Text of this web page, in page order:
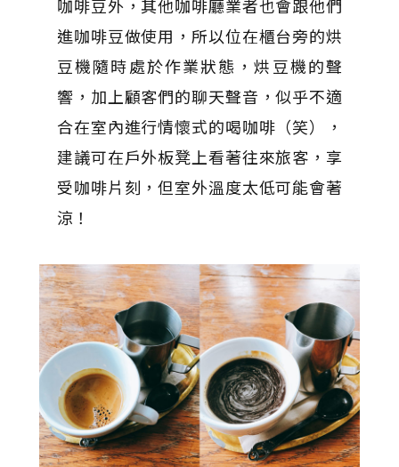
咖啡豆外，其他咖啡廳業者也會跟他們
進咖啡豆做使用，所以位在櫃台旁的烘
豆機隨時處於作業狀態，烘豆機的聲
響，加上顧客們的聊天聲音，似乎不適
合在室內進行情懷式的喝咖啡（笑），
建議可在戶外板凳上看著往來旅客，享
受咖啡片刻，但室外溫度太低可能會著
涼！